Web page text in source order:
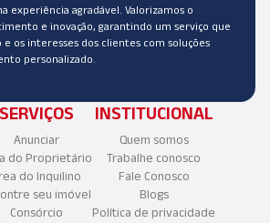
experiência agradável. Valorizamos o
e inovação, garantindo um serviço que
os interesses dos clientes com soluções
personalizado.
SERVIÇOS
Anunciar
do Proprietário
do Inquilino
seu imóvel
Consórcio
INSTITUCIONAL
Quem somos
Trabalhe conosco
Fale Conosco
Blogs
Política de privacidade